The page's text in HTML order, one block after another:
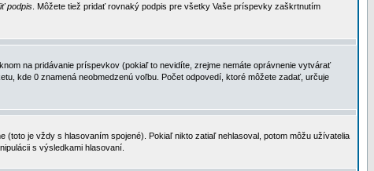
podpis . Môžete tiež pridať rovnaký podpis pre všetky Vaše príspevky zaškrtnutím
na pridávanie príspevkov (pokiaľ to nevidíte, zrejme nemáte oprávnenie vytvárať
kde 0 znamená neobmedzenú voľbu. Počet odpovedí, ktoré môžete zadať, určuje
je vždy s hlasovaním spojené). Pokiaľ nikto zatiaľ nehlasoval, potom môžu užívatelia
s výsledkami hlasovaní.